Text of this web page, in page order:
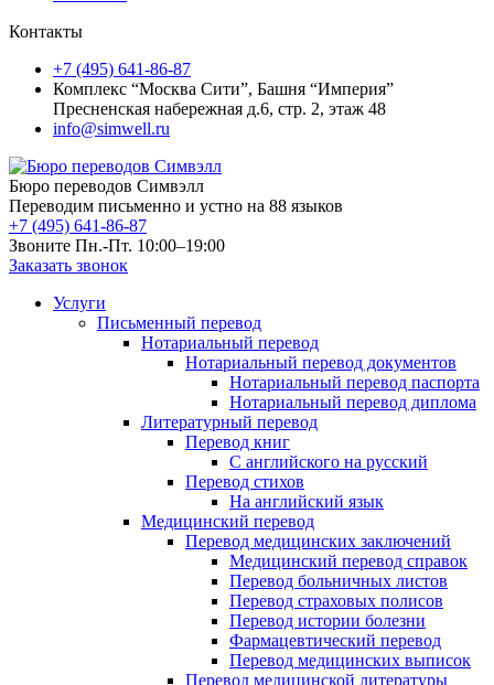
Контакты
+7 (495) 641-86-87
Комплекс “Москва Сити”, Башня “Империя”
Пресненская набережная д.6, стр. 2, этаж 48
info@simwell.ru
Бюро переводов Симвэлл
Переводим письменно и устно на 88 языков
+7 (495) 641-86-87
Звоните Пн.-Пт. 10:00–19:00
Заказать звонок
Услуги
Письменный перевод
Нотариальный перевод
Нотариальный перевод документов
Нотариальный перевод паспорта
Нотариальный перевод диплома
Литературный перевод
Перевод книг
С английского на русский
Перевод стихов
На английский язык
Медицинский перевод
Перевод медицинских заключений
Медицинский перевод справок
Перевод больничных листов
Перевод страховых полисов
Перевод истории болезни
Фармацевтический перевод
Перевод медицинских выписок
Перевод медицинской литературы